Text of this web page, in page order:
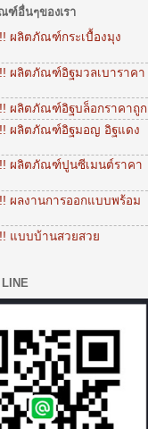
ฑ์อื่นๆของเรา
ผลิตภัณฑ์กระเบื้องมุง
ผลิตภัณฑ์อิฐมวลเบาราคา
ผลิตภัณฑ์อิฐบล็อกราคาถูก
ผลิตภัณฑ์อิฐมอญ อิฐแดง
ผลิตภัณฑ์ปูนซีเมนต์ราคา
ผลงานการออกแบบพร้อม
แบบบ้านสวยสวย